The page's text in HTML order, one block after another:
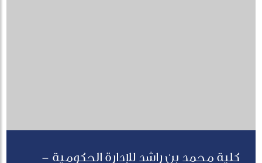
كلية محمد بن راشد للإدارة الحكومية -